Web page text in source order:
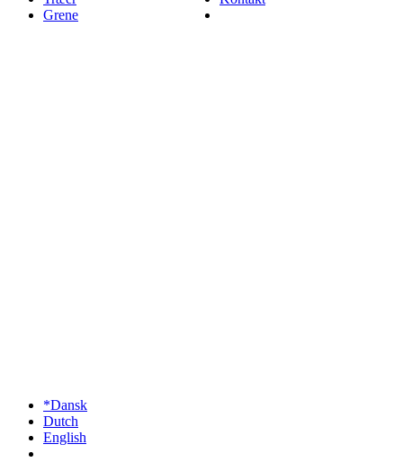
Grene
*Dansk
Dutch
English